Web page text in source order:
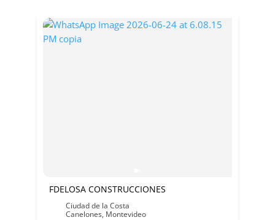
FDELOSA CONSTRUCCIONES
Ciudad de la Costa
Canelones, Montevideo